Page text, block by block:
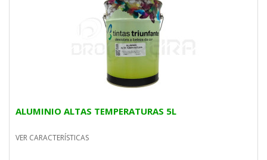
ALUMINIO ALTAS TEMPERATURAS 5L
VER CARACTERÍSTICAS